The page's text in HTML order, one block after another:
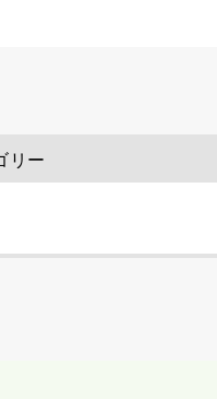
リー
任、その他の法律上の請求原因